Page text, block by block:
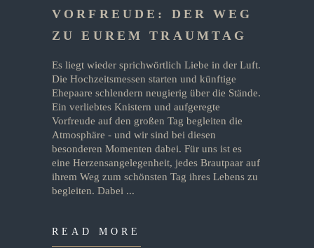
VORFREUDE: DER WEG
ZU EUREM TRAUMTAG
Es liegt wieder sprichwörtlich Liebe in der Luft.
Die Hochzeitsmessen starten und künftige
Ehepaare schlendern neugierig über die Stände.
Ein verliebtes Knistern und aufgeregte
Vorfreude auf den großen Tag begleiten die
Atmosphäre - und wir sind bei diesen
besonderen Momenten dabei. Für uns ist es
eine Herzensangelegenheit, jedes Brautpaar auf
ihrem Weg zum schönsten Tag ihres Lebens zu
begleiten. Dabei
READ MORE